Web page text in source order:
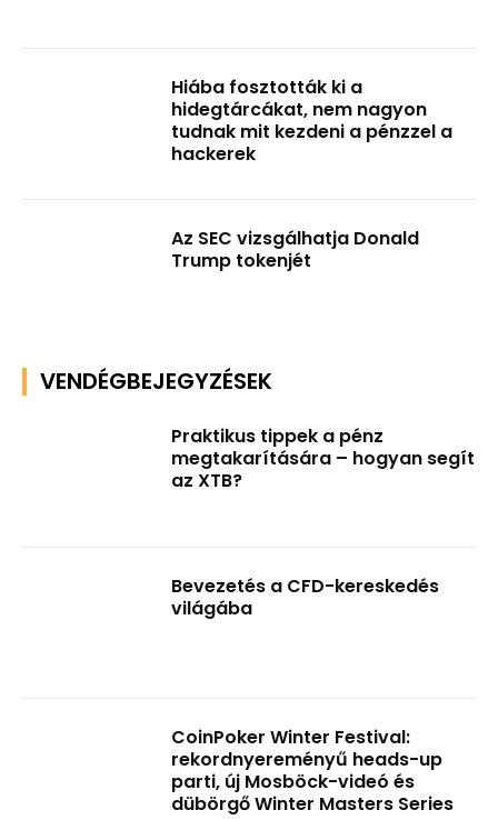
Hiába fosztották ki a
hidegtárcákat, nem nagyon
tudnak mit kezdeni a pénzzel a
hackerek
Az SEC vizsgálhatja Donald
Trump tokenjét
VENDÉGBEJEGYZÉSEK
Praktikus tippek a pénz
megtakarítására – hogyan segít
az XTB?
Bevezetés a CFD-kereskedés
világába
CoinPoker Winter Festival:
rekordnyereményű heads-up
parti, új Mosböck-videó és
dübörgő Winter Masters Series